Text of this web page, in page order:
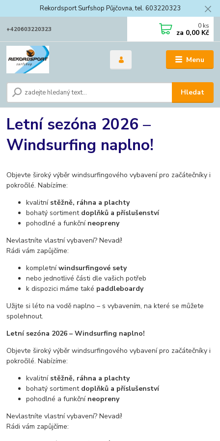
Rekordsport Surfshop Půjčovna, tel. 603220323
Menu
Hledat
+420603220323 0 ks
za 0,00 Kč
Letní sezóna 2026 –
Windsurfing naplno!
Objevte široký výběr windsurfingového vybavení pro začátečníky i
pokročilé. Nabízíme:
kvalitní stěžně, ráhna a plachty
bohatý sortiment doplňků a příslušenství
pohodlné a funkční neopreny
Nevlastníte vlastní vybavení? Nevadí!
Rádi vám zapůjčíme:
kompletníwindsurfingové sety
nebo jednotlivé části dle vašich potřeb
k dispozici máme také paddleboardy
Užijte si léto na vodě naplno – s vybavením, na které se můžete
spolehnout.
Letní sezóna 2026 – Windsurfing naplno!
Objevte široký výběr windsurfingového vybavení pro začátečníky i
pokročilé. Nabízíme:
kvalitní stěžně, ráhna a plachty
bohatý sortiment doplňků a příslušenství
pohodlné a funkční neopreny
Nevlastníte vlastní vybavení? Nevadí!
Rádi vám zapůjčíme: